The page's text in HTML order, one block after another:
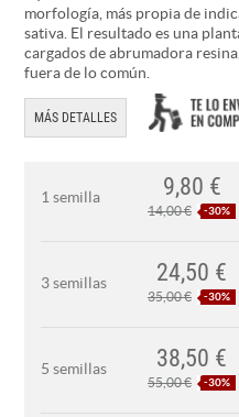
morfología, más propia de
sativa. El resultado es una
cargados de abrumadora
fuera de lo común.
MÁS DETALLES
1 semilla 9,80 €
14,00 € -30%
3 semillas 24,50 €
35,00 € -30%
5 semillas 38,50 €
55,00 € -30%